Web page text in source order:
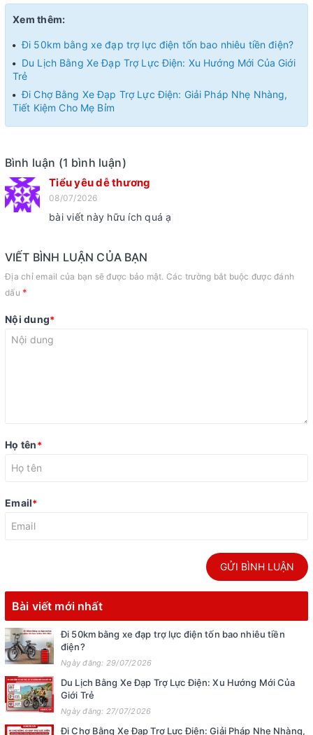
Xem thêm:
Đi 50km bằng xe đạp trợ lực điện tốn bao nhiêu tiền điện?
Du Lịch Bằng Xe Đạp Trợ Lực Điện: Xu Hướng Mới Của Giới
Trẻ
Đi Chợ Bằng Xe Đạp Trợ Lực Điện: Giải Pháp Nhẹ Nhàng,
Tiết Kiệm Cho Mẹ Bỉm
Bình luận (1 bình luận)
Tiểu yêu dễ thương
08/07/2026
bài viết này hữu ích quá ạ
VIẾT BÌNH LUẬN CỦA BẠN
Địa chỉ email của bạn sẽ được bảo mật. Các trường bắt buộc được đánh
dấu *
Nội dung*
Họ tên*
Email*
GỬI BÌNH LUẬN
Bài viết mới nhất
Đi 50km bằng xe đạp trợ lực điện tốn bao nhiêu tiền
điện?
Ngày đăng: 29/07/2026
Du Lịch Bằng Xe Đạp Trợ Lực Điện: Xu Hướng Mới Của
Giới Trẻ
Ngày đăng: 27/07/2026
Đi Chợ Bằng Xe Đạp Trợ Lực Điện: Giải Pháp Nhẹ Nhàng,